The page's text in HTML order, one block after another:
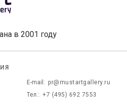
в 2001 году
E-mail: pr@mustartgallery.ru
Тел.: +7 (495) 692 7553